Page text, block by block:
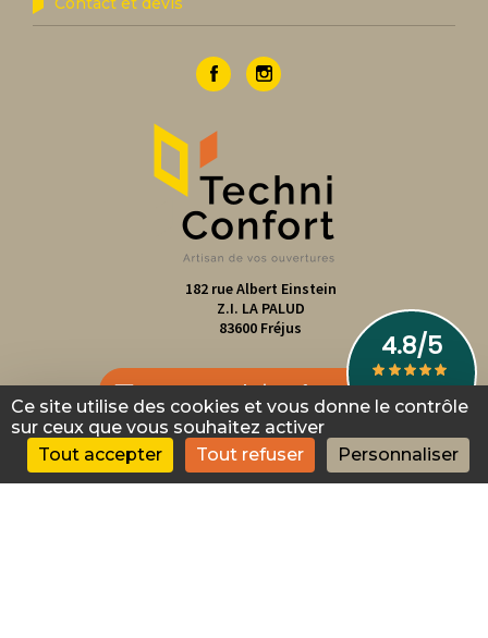
182 rue Albert Einstein
Z.I. LA PALUD
83600 Fréjus
contact@techni-confort.com
0494521748
Ce site utilise des cookies et vous donne le contrôle
sur ceux que vous souhaitez activer
Tout accepter
Tout refuser Personnaliser